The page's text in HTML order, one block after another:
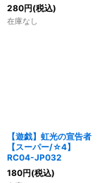
280円(税込)
在庫なし
【遊戯】虹光の宣告者
【スーパー/☆4】
RC04-JP032
180円(税込)